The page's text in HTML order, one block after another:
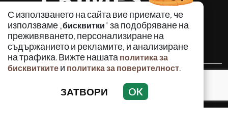
С използването на сайта вие приемате, че
използваме „бисквитки" за подобряване на
преживяването, персонализиране на
съдържанието и рекламите, и анализиране
на трафика. Вижте нашата политика за
бисквитките и политика за поверителност.
ЗАТВОРИ OK
КРИМИНАЛНО
ИНЦИДЕНТИ